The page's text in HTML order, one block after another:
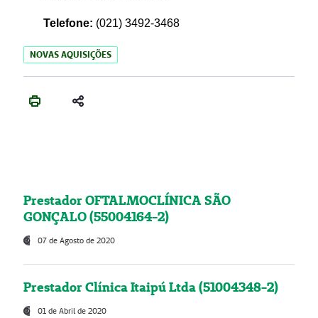
Telefone: (021) 3492-3468
NOVAS AQUISIÇÕES
Prestador OFTALMOCLÍNICA SÃO
GONÇALO (55004164-2)
07 de Agosto de 2020
Prestador Clínica Itaipú Ltda (51004348-2)
01 de Abril de 2020